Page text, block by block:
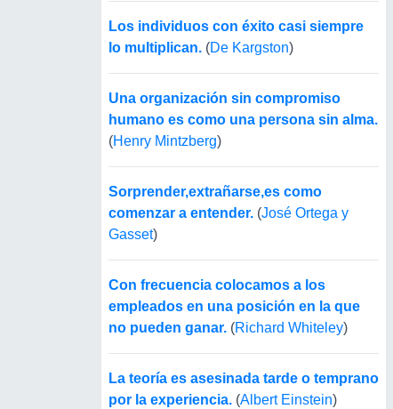
Los individuos con éxito casi siempre
lo multiplican. (De Kargston)
Una organización sin compromiso
humano es como una persona sin alma.
(Henry Mintzberg)
Sorprender,extrañarse,es como
comenzar a entender. (José Ortega y
Gasset)
Con frecuencia colocamos a los
empleados en una posición en la que
no pueden ganar. (Richard Whiteley)
La teoría es asesinada tarde o temprano
por la experiencia. (Albert Einstein)